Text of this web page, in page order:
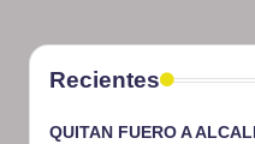
Recientes
QUITAN FUERO A